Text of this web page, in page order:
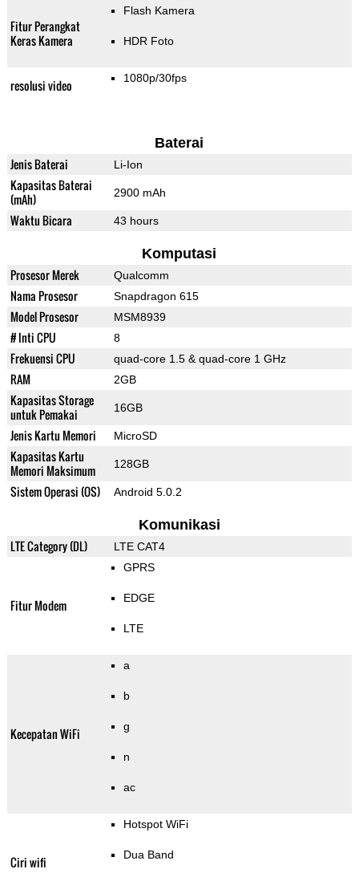
Fitur Perangkat
Keras Kamera
Flash Kamera
HDR Foto
resolusi video 1080p/30fps
Baterai
Jenis Baterai Li-Ion
Kapasitas Baterai
(mAh)
2900 mAh
Waktu Bicara 43 hours
Komputasi
Prosesor Merek Qualcomm
Nama Prosesor Snapdragon 615
Model Prosesor MSM8939
# Inti CPU 8
Frekuensi CPU quad-core 1.5 & quad-core 1 GHz
RAM 2GB
Kapasitas Storage
untuk Pemakai
16GB
Jenis Kartu Memori MicroSD
Kapasitas Kartu
Memori Maksimum
128GB
Sistem Operasi (OS) Android 5.0.2
Komunikasi
LTE Category (DL) LTE CAT4
Fitur Modem
GPRS
EDGE
LTE
Kecepatan WiFi
a
b
g
n
ac
Ciri wifi
Hotspot WiFi
Dua Band